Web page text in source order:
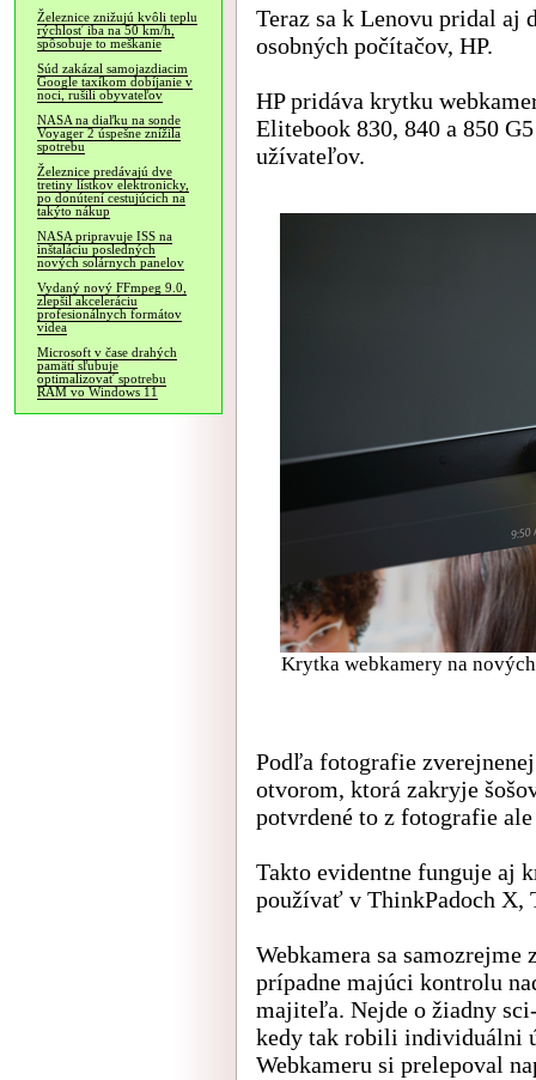
Železnice znižujú kvôli teplu
rýchlosť iba na 50 km/h,
spôsobuje to meškanie
Súd zakázal samojazdiacim
Google taxíkom dobíjanie v
noci, rušili obyvateľov
NASA na diaľku na sonde
Voyager 2 úspešne znížila
spotrebu
Železnice predávajú dve
tretiny lístkov elektronicky,
po donútení cestujúcich na
takýto nákup
NASA pripravuje ISS na
inštaláciu posledných
nových solárnych panelov
Vydaný nový FFmpeg 9.0,
zlepšil akceleráciu
profesionálnych formátov
videa
Microsoft v čase drahých
pamätí sľubuje
optimalizovať spotrebu
RAM vo Windows 11
Teraz sa k Lenovu pridal aj
osobných počítačov, HP.
HP pridáva krytku
Elitebook 830, 840 a 850
užívateľov.
Krytka webkamery na
Podľa fotografie
otvorom, ktorá zakryje
potvrdené to z fotografie
Takto evidentne funguje aj
používať v ThinkPadoch X,
Webkamera sa
prípadne majúci kontrolu
majiteľa. Nejde o žiadny
kedy tak robili individuálni
Webkameru si prelepoval